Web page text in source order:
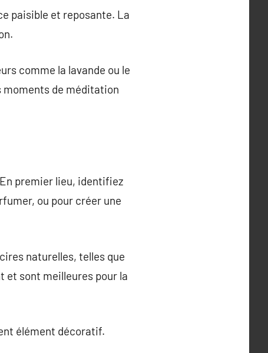
paisible et reposante. La
comme la lavande ou le
moments de méditation
premier lieu, identifiez
ou pour créer une
naturelles, telles que
et sont meilleures pour la
élément décoratif.